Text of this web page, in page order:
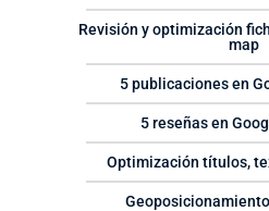
Revisión y optimización
map
5 publicaciones en
5 reseñas en
Optimización títulos,